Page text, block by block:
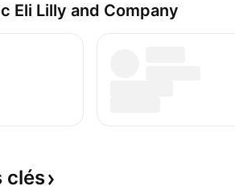
Eli Lilly and Company
clés